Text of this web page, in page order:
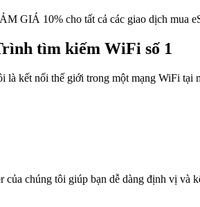
GIÁ 10% cho tất cả các giao dịch mua
tìm kiếm WiFi số 1
là kết nối thế giới trong một mạng WiFi
chúng tôi giúp bạn dễ dàng định vị và